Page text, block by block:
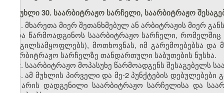
მუხლი 30. საარბიტრაჟო სარჩელი, საარბიტრაჟო
1. მხარეთა მიერ შეთანხმებულ ან არბიტრაჟის მიერ
უნდა წარმოადგინოს საარბიტრაჟო სარჩელი,
(ადგილსამყოფლებს), მოთხოვნას, იმ გარემოებებსა
საარბიტრაჟო სარჩელზე თანდართული საბუთების ნუსხა.
2. საარბიტრაჟო მოპასუხე წარმოადგენს შესაგებელს
3. ამ მუხლის პირველი და მე-2 პუნქტების დებულებები
არ არის დადგენილი საარბიტრაჟო სარჩელისა და